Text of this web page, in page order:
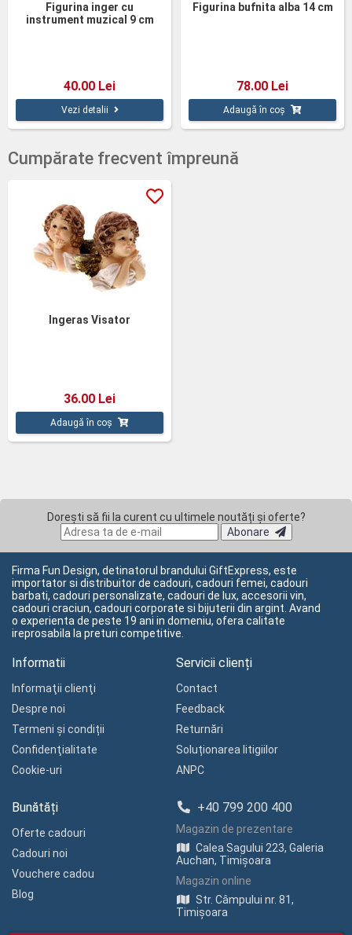
Figurina inger cu
instrument muzical 9 cm
40.00 Lei
Vezi detalii
Figurina bufnita alba 14 cm
78.00 Lei
Adaugă în coș
Cumpărate frecvent împreună
Ingeras Visator
36.00 Lei
Adaugă în coș
Dorești să fii la curent cu ultimele noutăți și oferte?
Abonare
Firma Fun Design, detinatorul brandului GiftExpress, este
importator si distribuitor de cadouri, cadouri femei, cadouri
barbati, cadouri personalizate, cadouri de lux, accesorii vin,
cadouri craciun, cadouri corporate si bijuterii din argint. Avand
o experienta de peste 19 ani in domeniu, ofera calitate
ireprosabila la preturi competitive.
Informatii
Informaţii clienţi
Despre noi
Termeni și condiții
Confidenţialitate
Cookie-uri
Servicii clienți
Contact
Feedback
Returnări
Soluționarea litigiilor
ANPC
Bunătăți
Oferte cadouri
Cadouri noi
Vouchere cadou
Blog
+40 799 200 400
Magazin de prezentare
Calea Sagului 223, Galeria
Auchan, Timișoara
Magazin online
Str. Câmpului nr. 81,
Timișoara